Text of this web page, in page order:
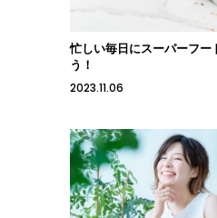
忙しい毎日にスーパーフー
う！
2023.11.06